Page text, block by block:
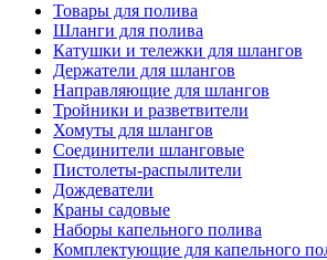
Товары для полива
Шланги для полива
Катушки и тележки для шлангов
Держатели для шлангов
Направляющие для шлангов
Тройники и разветвители
Хомуты для шлангов
Соединители шланговые
Пистолеты-распылители
Дождеватели
Краны садовые
Наборы капельного полива
Комплектующие для капельного